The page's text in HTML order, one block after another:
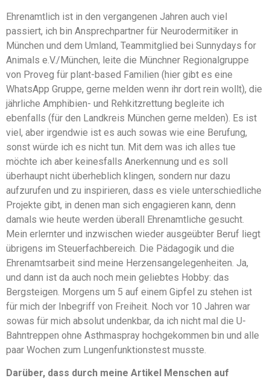
Ehrenamtlich ist in den vergangenen Jahren auch viel
passiert, ich bin Ansprechpartner für Neurodermitiker in
München und dem Umland, Teammitglied bei Sunnydays for
Animals e.V./München, leite die Münchner Regionalgruppe
von Proveg für plant-based Familien (hier gibt es eine
WhatsApp Gruppe, gerne melden wenn ihr dort rein wollt), die
jährliche Amphibien- und Rehkitzrettung begleite ich
ebenfalls (für den Landkreis München gerne melden). Es ist
viel, aber irgendwie ist es auch sowas wie eine Berufung,
sonst würde ich es nicht tun. Mit dem was ich alles tue
möchte ich aber keinesfalls Anerkennung und es soll
überhaupt nicht überheblich klingen, sondern nur dazu
aufzurufen und zu inspirieren, dass es viele unterschiedliche
Projekte gibt, in denen man sich engagieren kann, denn
damals wie heute werden überall Ehrenamtliche gesucht.
Mein erlernter und inzwischen wieder ausgeübter Beruf liegt
übrigens im Steuerfachbereich. Die Pädagogik und die
Ehrenamtsarbeit sind meine Herzensangelegenheiten. Ja,
und dann ist da auch noch mein geliebtes Hobby: das
Bergsteigen. Morgens um 5 auf einem Gipfel zu stehen ist
für mich der Inbegriff von Freiheit. Noch vor 10 Jahren war
sowas für mich absolut undenkbar, da ich nicht mal die U-
Bahntreppen ohne Asthmaspray hochgekommen bin und alle
paar Wochen zum Lungenfunktionstest musste.
Darüber, dass durch meine Artikel Menschen auf